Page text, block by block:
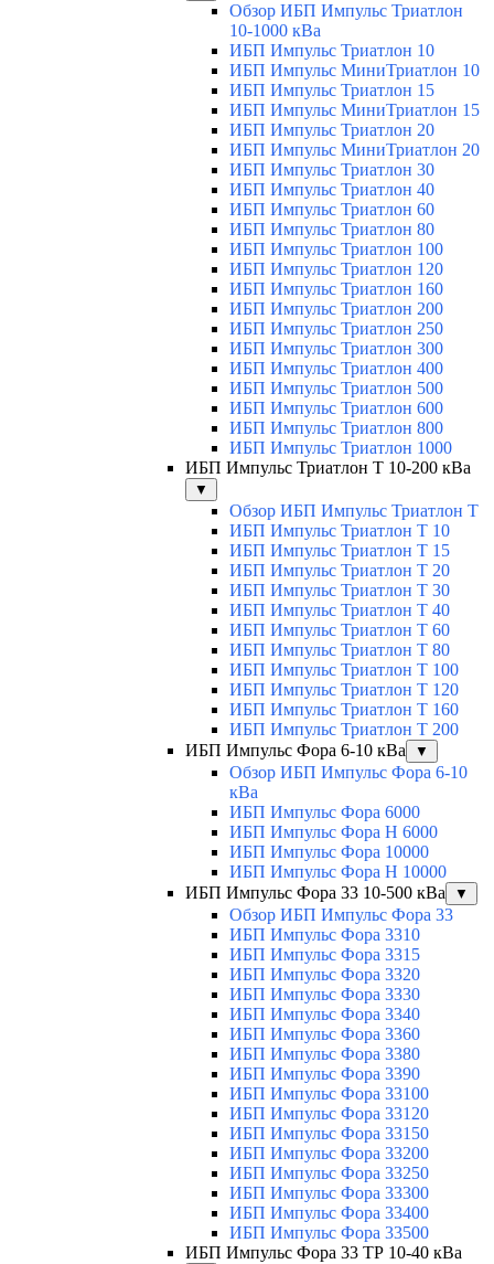
Обзор ИБП Импульс Триатлон
10-1000 кВа
ИБП Импульс Триатлон 10
ИБП Импульс МиниТриатлон 10
ИБП Импульс Триатлон 15
ИБП Импульс МиниТриатлон 15
ИБП Импульс Триатлон 20
ИБП Импульс МиниТриатлон 20
ИБП Импульс Триатлон 30
ИБП Импульс Триатлон 40
ИБП Импульс Триатлон 60
ИБП Импульс Триатлон 80
ИБП Импульс Триатлон 100
ИБП Импульс Триатлон 120
ИБП Импульс Триатлон 160
ИБП Импульс Триатлон 200
ИБП Импульс Триатлон 250
ИБП Импульс Триатлон 300
ИБП Импульс Триатлон 400
ИБП Импульс Триатлон 500
ИБП Импульс Триатлон 600
ИБП Импульс Триатлон 800
ИБП Импульс Триатлон 1000
ИБП Импульс Триатлон Т 10-200 кВа
▼
Обзор ИБП Импульс Триатлон Т
ИБП Импульс Триатлон Т 10
ИБП Импульс Триатлон Т 15
ИБП Импульс Триатлон Т 20
ИБП Импульс Триатлон Т 30
ИБП Импульс Триатлон Т 40
ИБП Импульс Триатлон Т 60
ИБП Импульс Триатлон Т 80
ИБП Импульс Триатлон Т 100
ИБП Импульс Триатлон Т 120
ИБП Импульс Триатлон Т 160
ИБП Импульс Триатлон Т 200
ИБП Импульс Фора 6-10 кВа
▼
Обзор ИБП Импульс Фора 6-10
кВа
ИБП Импульс Фора 6000
ИБП Импульс Фора H 6000
ИБП Импульс Фора 10000
ИБП Импульс Фора H 10000
ИБП Импульс Фора 33 10-500 кВа
▼
Обзор ИБП Импульс Фора 33
ИБП Импульс Фора 3310
ИБП Импульс Фора 3315
ИБП Импульс Фора 3320
ИБП Импульс Фора 3330
ИБП Импульс Фора 3340
ИБП Импульс Фора 3360
ИБП Импульс Фора 3380
ИБП Импульс Фора 3390
ИБП Импульс Фора 33100
ИБП Импульс Фора 33120
ИБП Импульс Фора 33150
ИБП Импульс Фора 33200
ИБП Импульс Фора 33250
ИБП Импульс Фора 33300
ИБП Импульс Фора 33400
ИБП Импульс Фора 33500
ИБП Импульс Фора 33 ТР 10-40 кВа